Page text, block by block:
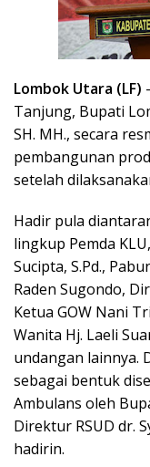
Lombok Utara (LF)
Tanjung, Bupati
SH. MH., secara
pembangunan
setelah
Hadir pula
lingkup Pemda
Sucipta, S.Pd.,
Raden Sugondo,
Ketua GOW Nani
Wanita Hj. Laeli
undangan lainnya.
sebagai bentuk
Ambulans oleh
Direktur RSUD dr.
hadirin.